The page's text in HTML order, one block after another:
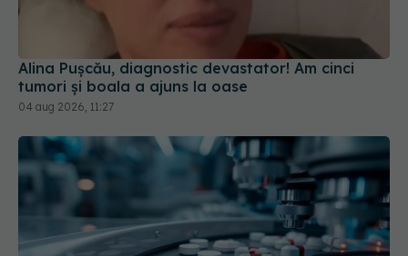
Alina Pușcău, diagnostic devastator! Am cinci
tumori și boala a ajuns la oase
04 aug 2026, 11:27